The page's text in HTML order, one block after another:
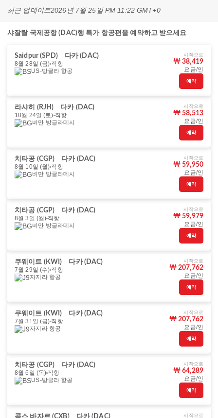
최근 업데이트2026년 7월 25일 PM 11:22 GMT+0
샤잘랄 국제공항 (DAC)행 특가 항공편을 예약하고 받으세요
Saidpur (SPD)
다카 (DAC)
8월 28일 (금) 직항
US-방글라 항공
시작으로
₩ 38,419
요금/인
예약
라샤히 (RJH)
다카 (DAC)
10월 24일 (토) 직항
비만 방글라데시
시작으로
₩ 58,513
요금/인
예약
치타공 (CGP)
다카 (DAC)
8월 10일 (월) 직항
비만 방글라데시
시작으로
₩ 59,950
요금/인
예약
치타공 (CGP)
다카 (DAC)
8월 3일 (월) 직항
비만 방글라데시
시작으로
₩ 59,979
요금/인
예약
쿠웨이트 (KWI)
다카 (DAC)
7월 29일 (수) 직항
자지라 항공
시작으로
₩ 207,762
요금/인
예약
쿠웨이트 (KWI)
다카 (DAC)
7월 31일 (금) 직항
자지라 항공
시작으로
₩ 207,762
요금/인
예약
치타공 (CGP)
다카 (DAC)
8월 6일 (목) 직항
US-방글라 항공
시작으로
₩ 64,289
요금/인
예약
콕스 바자르 (CXB)
다카 (DAC)
시작으로